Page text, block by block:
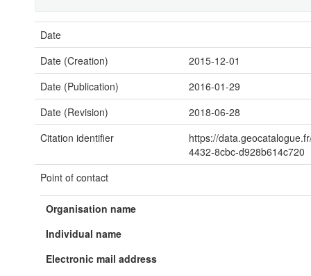
Date
Date (Creation)
2015-12-01
Date (Publication)
2016-01-29
Date (Revision)
2018-06-28
Citation identifier
https://
4432-8cbc-d928b614c720
Point of contact
Organisation name
Individual name
Electronic mail address